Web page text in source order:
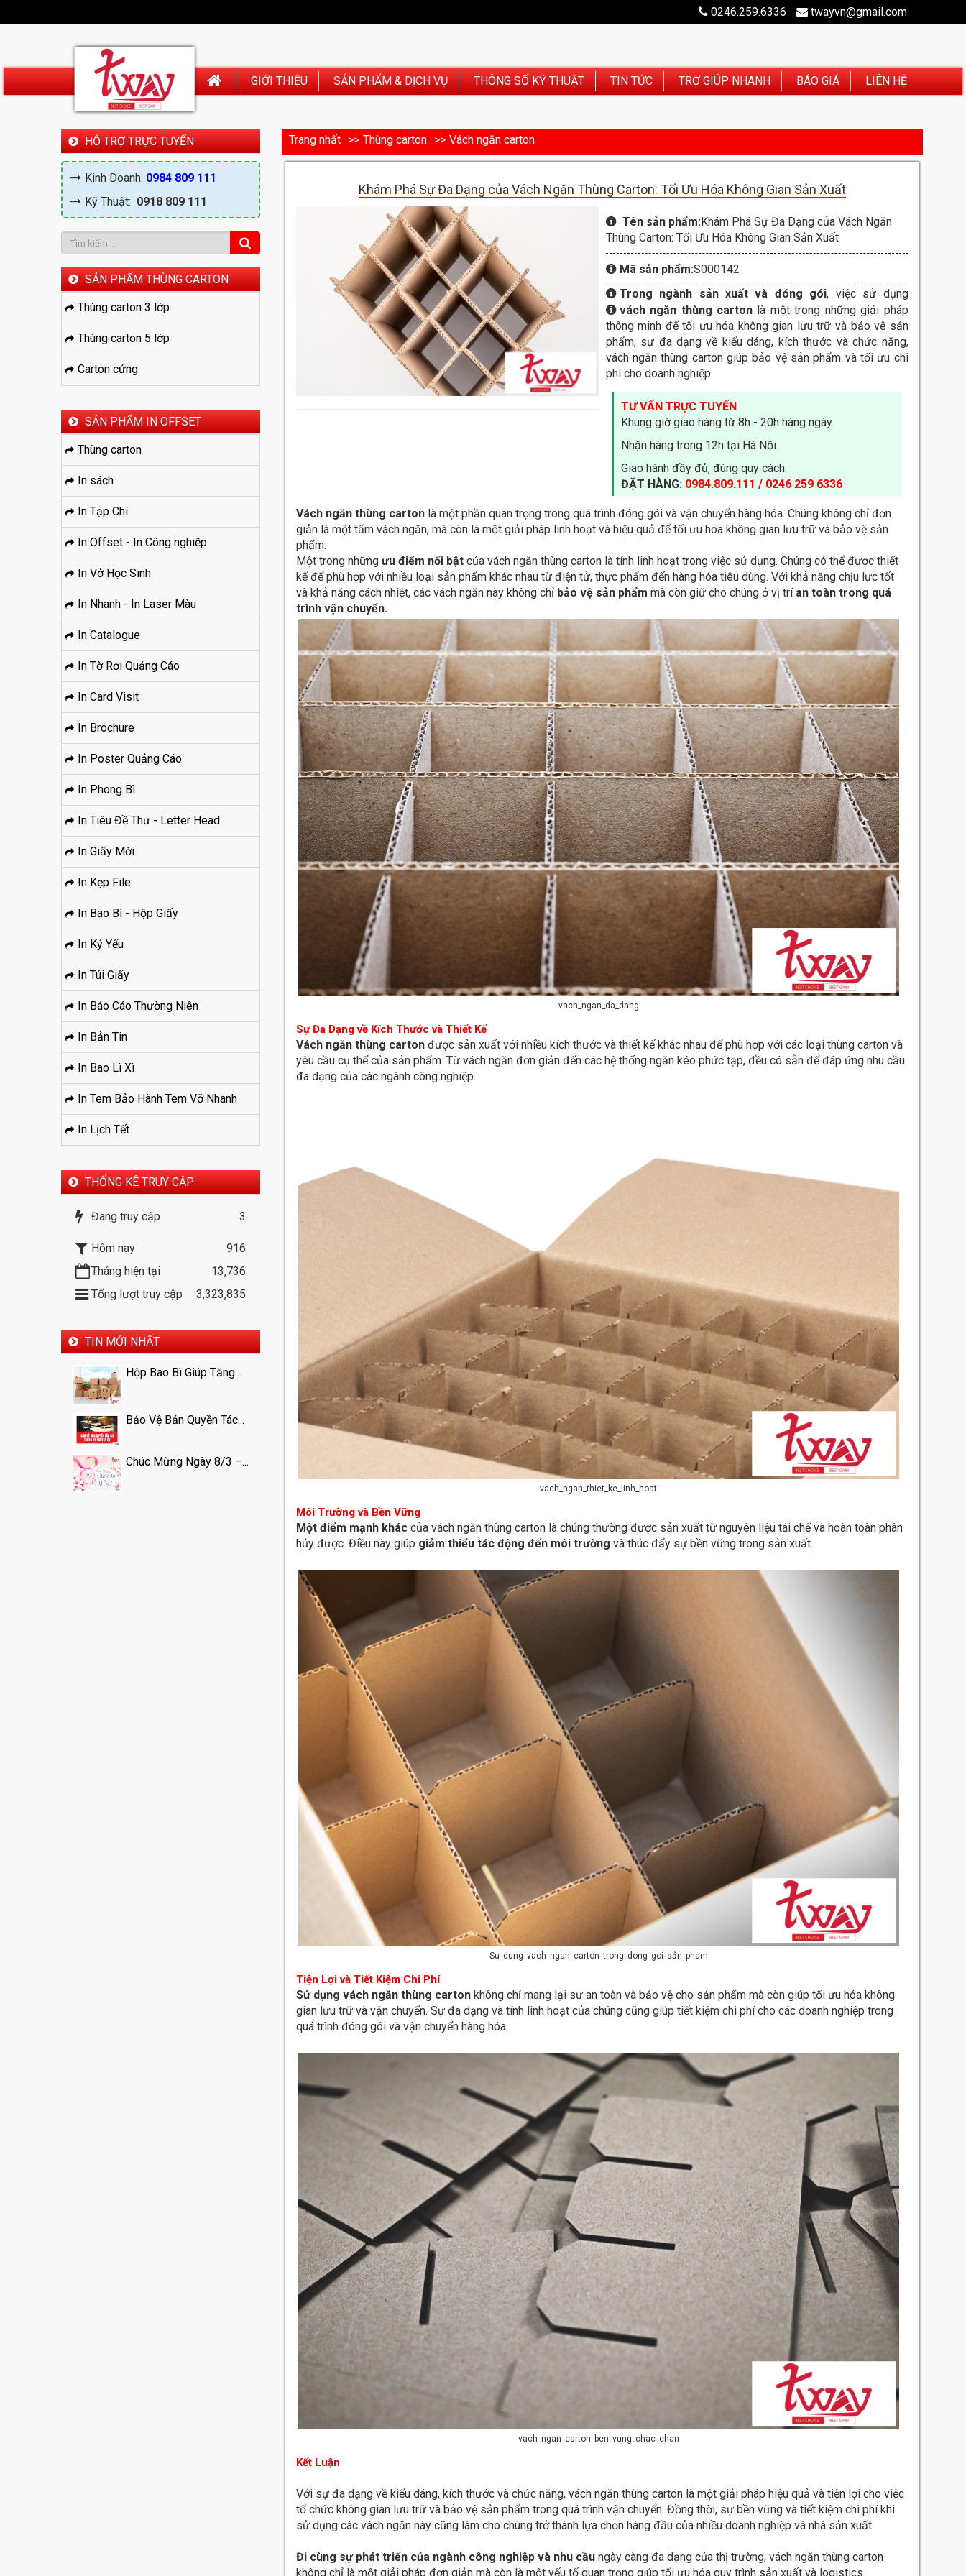
0246.259.6336 twayvn@gmail.com
GIỚI THIỆU SẢN PHẨM & DỊCH VỤ THÔNG SỐ KỸ THUẬT TIN TỨC TRỢ GIÚP NHANH BÁO GIÁ LIÊN HỆ
Trang nhất Thùng carton Vách ngăn carton
Khám Phá Sự Đa Dạng của Vách Ngăn Thùng Carton: Tối Ưu Hóa Không Gian Sản Xuất
Tên sản phẩm:Khám Phá Sự Đa Dạng của Vách Ngăn
Thùng Carton: Tối Ưu Hóa Không Gian Sản Xuất
Mã sản phẩm:S000142
Trong ngành sản xuất và đóng gói, việc sử dụng
vách ngăn thùng carton là một trong những giải pháp
thông minh để tối ưu hóa không gian lưu trữ và bảo vệ sản
phẩm, sự đa dạng về kiểu dáng, kích thước và chức năng,
vách ngăn thùng carton giúp bảo vệ sản phẩm và tối ưu chi
phí cho doanh nghiệp
TƯ VẤN TRỰC TUYẾN
Khung giờ giao hàng từ 8h - 20h hàng ngày.
Nhận hàng trong 12h tại Hà Nội.
Giao hành đầy đủ, đúng quy cách.
ĐẶT HÀNG: 0984.809.111 / 0246 259 6336
Vách ngăn thùng cartonlà một phần quan trọng trong quá trình đóng gói và vận chuyển hàng hóa. Chúng không chỉ đơn
giản là một tấm vách ngăn, mà còn là một giải pháp linh hoạt và hiệu quả để tối ưu hóa không gian lưu trữ và bảo vệ sản
phẩm.
Một trong nhữngưu điểm nổi bậtcủa vách ngăn thùng carton là tính linh hoạt trong việc sử dụng. Chúng có thể được thiết
kế để phù hợp với nhiều loại sản phẩm khác nhau từ điện tử, thực phẩm đến hàng hóa tiêu dùng. Với khả năng chịu lực tốt
và khả năng cách nhiệt, các vách ngăn này không chỉ bảo vệ sản phẩm mà còn giữ cho chúng ở vị trí an toàn trong quá
trình vận chuyển.
vach_ngan_da_dang
Sự Đa Dạng về Kích Thước và Thiết Kế
Vách ngăn thùng carton được sản xuất với nhiều kích thước và thiết kế khác nhau để phù hợp với các loại thùng carton và
yêu cầu cụ thể của sản phẩm. Từ vách ngăn đơn giản đến các hệ thống ngăn kéo phức tạp, đều có sẵn để đáp ứng nhu cầu
đa dạng của các ngành công nghiệp.
vach_ngan_thiet_ke_linh_hoat
Môi Trường và Bền Vững
Một điểm mạnh kháccủa vách ngăn thùng carton là chúng thường được sản xuất từ nguyên liệu tái chế và hoàn toàn phân
hủy được. Điều này giúp giảm thiểu tác động đến môi trường và thúc đẩy sự bền vững trong sản xuất.
Su_dung_vach_ngan_carton_trong_dong_goi_sản_pham
Tiện Lợi và Tiết Kiệm Chi Phí
Sử dụng vách ngăn thùng carton không chỉ mang lại sự an toàn và bảo vệ cho sản phẩm mà còn giúp tối ưu hóa không
gian lưu trữ và vận chuyển. Sự đa dạng và tính linh hoạt của chúng cũng giúp tiết kiệm chi phí cho các doanh nghiệp trong
quá trình đóng gói và vận chuyển hàng hóa.
vach_ngan_carton_ben_vung_chac_chan
Kết Luận
Với sự đa dạng về kiểu dáng, kích thước và chức năng, vách ngăn thùng carton là một giải pháp hiệu quả và tiện lợi cho việc
tổ chức không gian lưu trữ và bảo vệ sản phẩm trong quá trình vận chuyển. Đồng thời, sự bền vững và tiết kiệm chi phí khi
sử dụng các vách ngăn này cũng làm cho chúng trở thành lựa chọn hàng đầu của nhiều doanh nghiệp và nhà sản xuất.
Đi cùng sự phát triển của ngành công nghiệp và nhu cầu ngày càng đa dạng của thị trường, vách ngăn thùng carton
không chỉ là một giải pháp đơn giản mà còn là một yếu tố quan trọng giúp tối ưu hóa quy trình sản xuất và logistics.
HỖ TRỢ TRỰC TUYẾN
Kinh Doanh: 0984 809 111
Kỹ Thuật: 0918 809 111
SẢN PHẨM THÙNG CARTON
Thùng carton 3 lớp
Thùng carton 5 lớp
Carton cứng
SẢN PHẨM IN OFFSET
Thùng carton
In sách
In Tạp Chí
In Offset - In Công nghiệp
In Vở Học Sinh
In Nhanh - In Laser Màu
In Catalogue
In Tờ Rơi Quảng Cáo
In Card Visit
In Brochure
In Poster Quảng Cáo
In Phong Bì
In Tiêu Đề Thư - Letter Head
In Giấy Mời
In Kẹp File
In Bao Bì - Hộp Giấy
In Kỷ Yếu
In Túi Giấy
In Báo Cáo Thường Niên
In Bản Tin
In Bao Lì Xì
In Tem Bảo Hành Tem Vỡ Nhanh
In Lịch Tết
THỐNG KÊ TRUY CẬP
Đang truy cập 3
Hôm nay
916
Tháng hiện tại
13,736
Tổng lượt truy cập
3,323,835
TIN MỚI NHẤT
Hộp Bao Bì Giúp Tăng...
Bảo Vệ Bản Quyền Tác...
Chúc Mừng Ngày 8/3 –...